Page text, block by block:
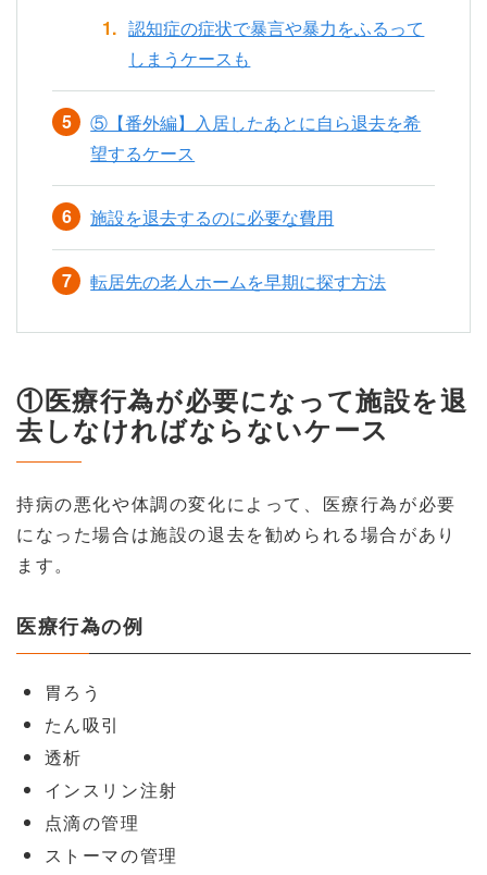
認知症の症状で暴言や暴力をふるって
しまうケースも
⑤【番外編】入居したあとに自ら退去を希
望するケース
施設を退去するのに必要な費用
転居先の老人ホームを早期に探す方法
①医療行為が必要になって施設を退
去しなければならないケース
持病の悪化や体調の変化によって、医療行為が必要
になった場合は施設の退去を勧められる場合があり
ます。
医療行為の例
胃ろう
たん吸引
透析
インスリン注射
点滴の管理
ストーマの管理